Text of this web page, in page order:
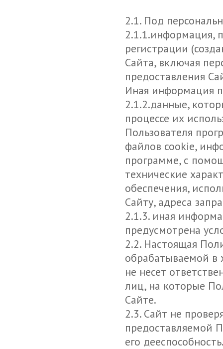
2.1. Под
2.1.1.информация,
регистрации
Сайта, включая
предоставления
Иная информация
2.1.2.данные,
процессе их
Пользователя
файлов cookie,
программе, с
технические
обеспечения,
Сайту, адреса
2.1.3. иная
предусмотрена
2.2. Настоящая
обрабатываемой в
не несет
лиц, на которые
Сайте.
2.3. Сайт не
предоставляемой
его